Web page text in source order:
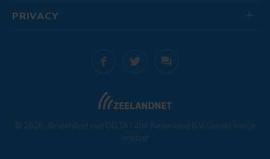
© 2026 . Onderdeel van DELTA Fiber Nederland B.V. Geniet van je
vrijdag!
PRIVACY